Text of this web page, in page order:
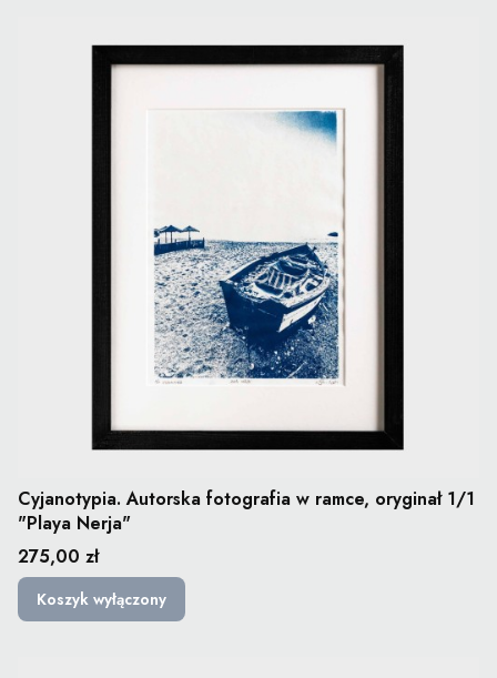
Cyjanotypia. Autorska fotografia w ramce, oryginał 1/1
"Playa Nerja"
Cena
275,00 zł
Koszyk wyłączony